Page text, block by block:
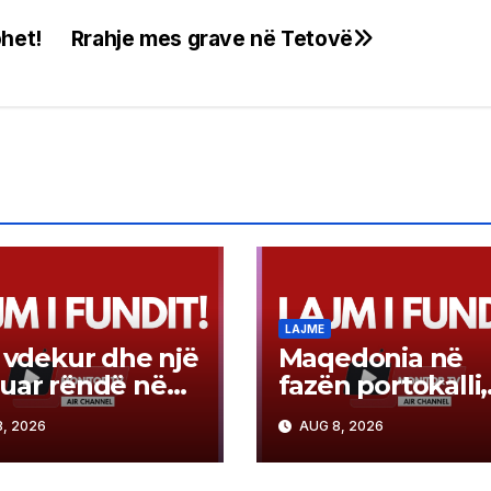
Rrahje mes grave në Tetovë
vdekur dhe një
rëndë në
Kërçovë
2026
LAJME
Maqedonia në
fazën portokalli,
temperatura
në 40°C, ISHP
rekomandime
AUG 8, 2026